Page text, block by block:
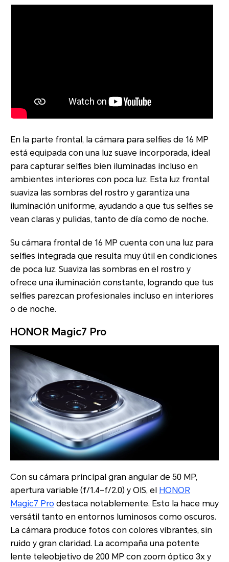
En la parte frontal, la cámara para selfies de 16 MP
está equipada con una luz suave incorporada, ideal
para capturar selfies bien iluminadas incluso en
ambientes interiores con poca luz. Esta luz frontal
suaviza las sombras del rostro y garantiza una
iluminación uniforme, ayudando a que tus selfies se
vean claras y pulidas, tanto de día como de noche.
Su cámara frontal de 16 MP cuenta con una luz para
selfies integrada que resulta muy útil en condiciones
de poca luz. Suaviza las sombras en el rostro y
ofrece una iluminación constante, logrando que tus
selfies parezcan profesionales incluso en interiores
o de noche.
HONOR Magic7 Pro
Con su cámara principal gran angular de 50 MP,
apertura variable (f/1.4–f/2.0) y OIS, el HONOR
Magic7 Pro destaca notablemente. Esto la hace muy
versátil tanto en entornos luminosos como oscuros.
La cámara produce fotos con colores vibrantes, sin
ruido y gran claridad. La acompaña una potente
lente teleobjetivo de 200 MP con zoom óptico 3x y